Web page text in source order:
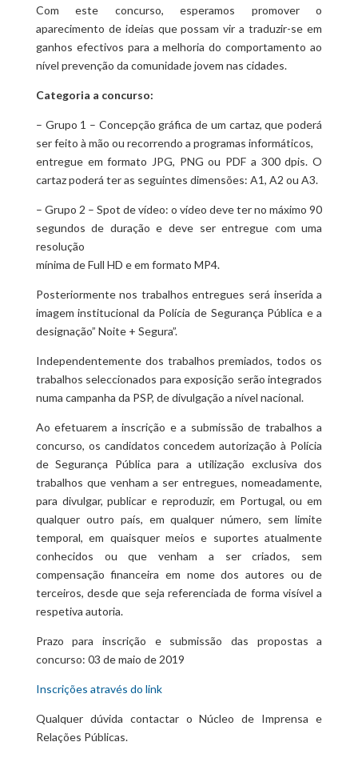
Com este concurso, esperamos promover o
aparecimento de ideias que possam vir a traduzir-se em
ganhos efectivos para a melhoria do comportamento ao
nível prevenção da comunidade jovem nas cidades.
Categoria a concurso:
– Grupo 1 – Concepção gráfica de um cartaz, que poderá
ser feito à mão ou recorrendo a programas informáticos,
entregue em formato JPG, PNG ou PDF a 300 dpis. O
cartaz poderá ter as seguintes dimensões: A1, A2 ou A3.
– Grupo 2 – Spot de vídeo: o vídeo deve ter no máximo 90
segundos de duração e deve ser entregue com uma
resolução
mínima de Full HD e em formato MP4.
Posteriormente nos trabalhos entregues será inserida a
imagem institucional da Polícia de Segurança Pública e a
designação” Noite + Segura”.
Independentemente dos trabalhos premiados, todos os
trabalhos seleccionados para exposição serão integrados
numa campanha da PSP, de divulgação a nível nacional.
Ao efetuarem a inscrição e a submissão de trabalhos a
concurso, os candidatos concedem autorização à Polícia
de Segurança Pública para a utilização exclusiva dos
trabalhos que venham a ser entregues, nomeadamente,
para divulgar, publicar e reproduzir, em Portugal, ou em
qualquer outro país, em qualquer número, sem limite
temporal, em quaisquer meios e suportes atualmente
conhecidos ou que venham a ser criados, sem
compensação financeira em nome dos autores ou de
terceiros, desde que seja referenciada de forma visível a
respetiva autoria.
Prazo para inscrição e submissão das propostas a
concurso: 03 de maio de 2019
Inscrições através do link
Qualquer dúvida contactar o Núcleo de Imprensa e
Relações Públicas.